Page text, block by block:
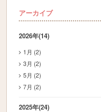
アーカイブ
2026年(14)
1月 (2)
3月 (2)
5月 (2)
7月 (2)
2025年(24)